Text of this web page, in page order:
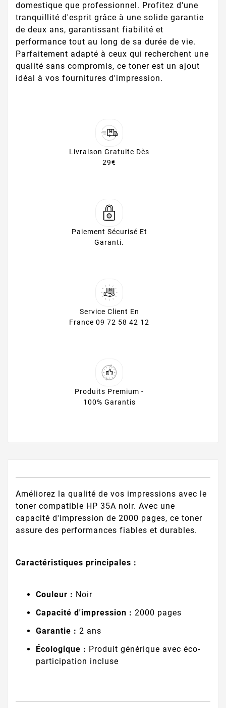
domestique que professionnel. Profitez d'une
tranquillité d'esprit grâce à une solide garantie
de deux ans, garantissant fiabilité et
performance tout au long de sa durée de vie.
Parfaitement adapté à ceux qui recherchent une
qualité sans compromis, ce toner est un ajout
idéal à vos fournitures d'impression.
Livraison Gratuite Dès
29€
Paiement Sécurisé Et
Garanti.
Service Client En
France 09 72 58 42 12
Produits Premium -
100% Garantis
Améliorez la qualité de vos impressions avec le
toner compatible HP 35A noir. Avec une
capacité d'impression de 2000 pages, ce toner
assure des performances fiables et durables.
Caractéristiques principales :
Couleur : Noir
Capacité d'impression : 2000 pages
Garantie : 2 ans
Écologique : Produit générique avec éco-
participation incluse